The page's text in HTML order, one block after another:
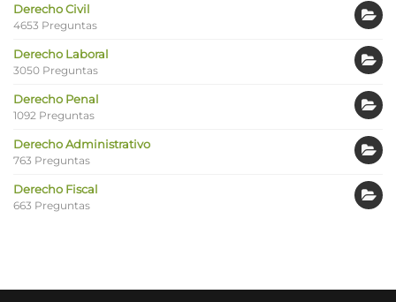
Derecho Civil
4653 Preguntas
Derecho Laboral
3050 Preguntas
Derecho Penal
1092 Preguntas
Derecho Administrativo
763 Preguntas
Derecho Fiscal
663 Preguntas